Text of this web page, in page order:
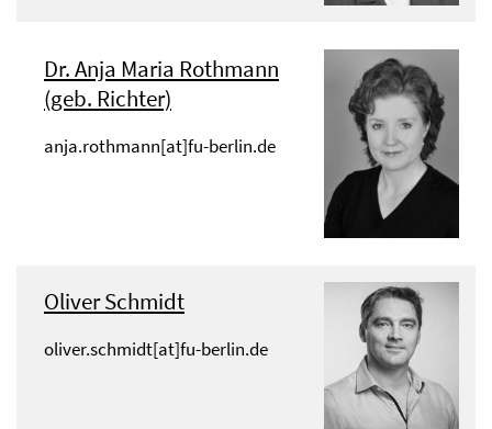
Dr. Anja Maria Rothmann
(geb. Richter)
anja.rothmann[at]fu-berlin.de
Oliver Schmidt
oliver.schmidt[at]fu-berlin.de